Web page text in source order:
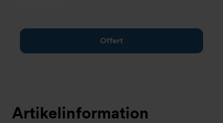
Offert
Artikelinformation